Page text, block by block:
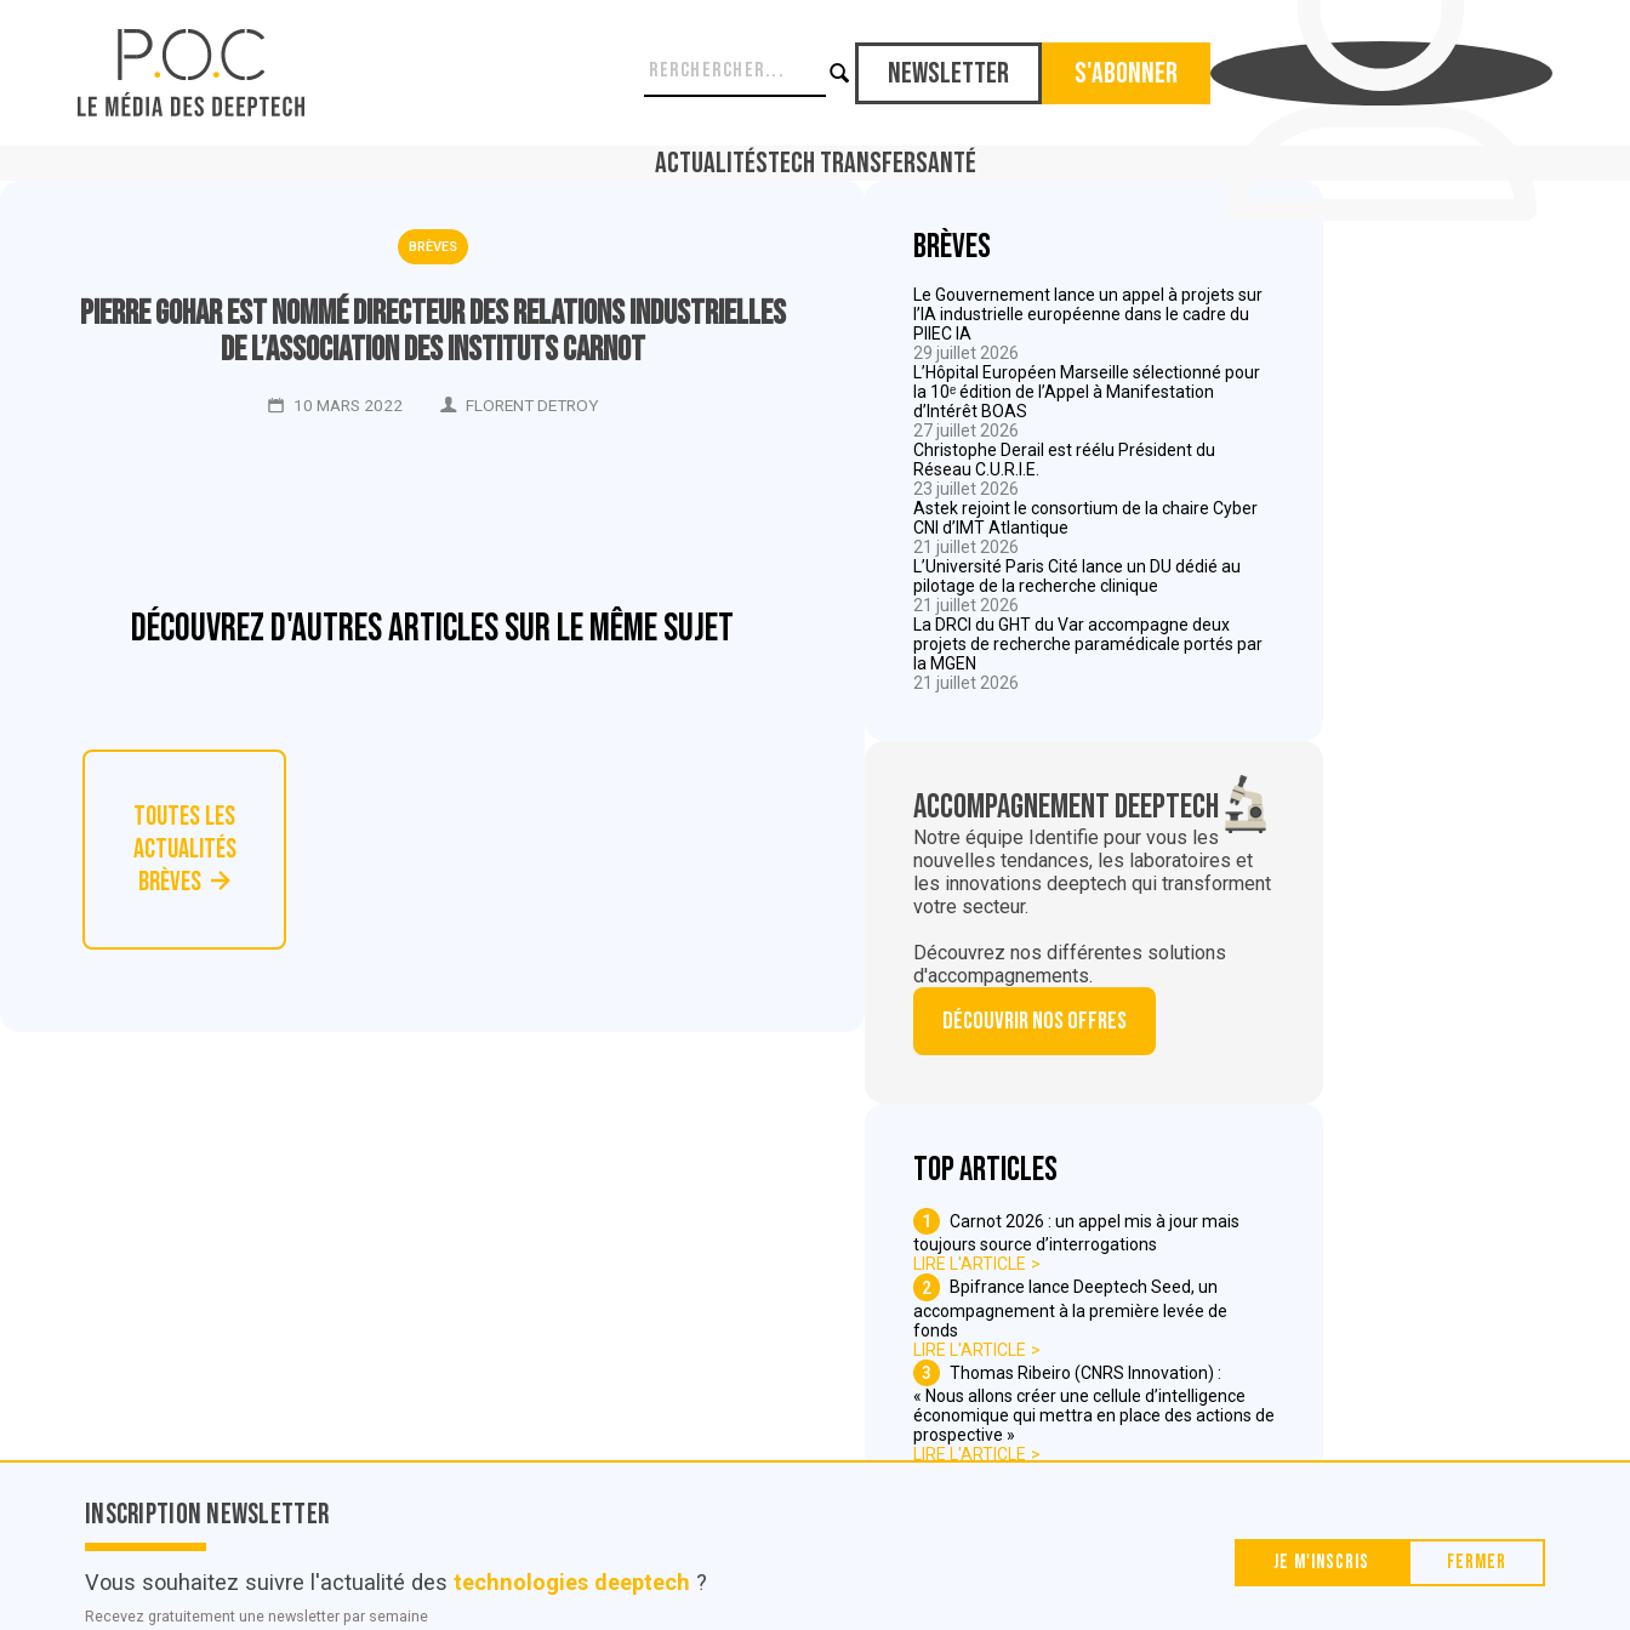
Newsletter S'abonner
ActualitésTech TransferSanté
BRÈVES
Pierre Gohar est nommé Directeur des relations industrielles
de l’Association des instituts Carnot
10 MARS 2022 FLORENT DETROY
Découvrez d'autres articles sur le même sujet
Toutes les
actualités
Brèves
Brèves
Le Gouvernement lance un appel à projets sur
l’IA industrielle européenne dans le cadre du
PIIEC IA
29 juillet 2026
L’Hôpital Européen Marseille sélectionné pour
la 10ᵉ édition de l’Appel à Manifestation
d’Intérêt BOAS
27 juillet 2026
Christophe Derail est réélu Président du
Réseau C.U.R.I.E.
23 juillet 2026
Astek rejoint le consortium de la chaire Cyber
CNI d’IMT Atlantique
21 juillet 2026
L’Université Paris Cité lance un DU dédié au
pilotage de la recherche clinique
21 juillet 2026
La DRCI du GHT du Var accompagne deux
projets de recherche paramédicale portés par
la MGEN
21 juillet 2026
Accompagnement deeptech
Notre équipe Identifie pour vous les
nouvelles tendances, les laboratoires et
les innovations deeptech qui transforment
votre secteur.
Découvrez nos différentes solutions
d'accompagnements.
Découvrir nos offres
Top articles
1
Carnot 2026 : un appel mis à jour mais
toujours source d’interrogations
LIRE L'ARTICLE
2
Bpifrance lance Deeptech Seed, un
accompagnement à la première levée de
fonds
LIRE L'ARTICLE
3
Thomas Ribeiro (CNRS Innovation) :
« Nous allons créer une cellule d’intelligence
économique qui mettra en place des actions de
prospective »
LIRE L'ARTICLE
Nous contacter
© POC Media 2026
Inscription Newsletter
Vous souhaitez suivre l'actualité des technologies deeptech ?
Recevez gratuitement une newsletter par semaine
Je m'inscris Fermer